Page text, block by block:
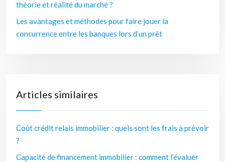
théorie et réalité du marché ?
Les avantages et méthodes pour faire jouer la
concurrence entre les banques lors d’un prêt
Articles similaires
Coût crédit relais immobilier : quels sont les frais à prévoir
?
Capacité de financement immobilier : comment l’évaluer